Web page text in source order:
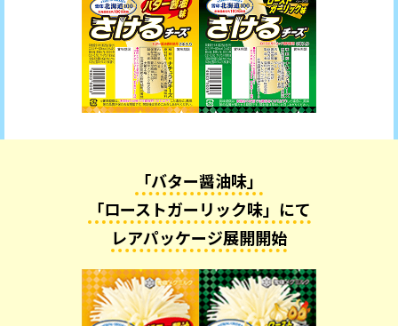
「バター醤油味」
「ローストガーリック味」にて
レアパッケージ展開開始